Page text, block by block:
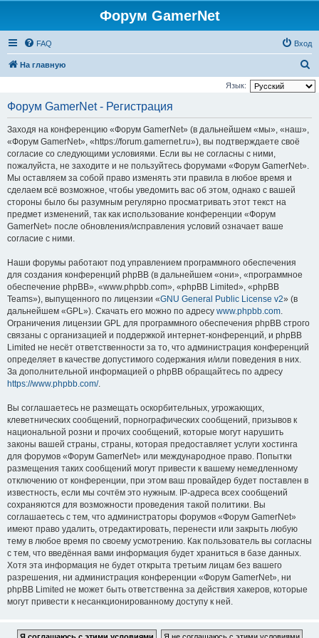
Форум GamerNet
FAQ Вход
На главную
о
Язык:
Форум GamerNet - Регистрация
Заходя на конференцию «Форум GamerNet» (в дальнейшем «мы», «наш»,
«Форум GamerNet», «https://forum.gamernet.ru»), вы подтверждаете своё
согласие со следующими условиями. Если вы не согласны с ними,
пожалуйста, не заходите и не пользуйтесь форумами «Форум GamerNet».
Мы оставляем за собой право изменять эти правила в любое время и
сделаем всё возможное, чтобы уведомить вас об этом, однако с вашей
стороны было бы разумным регулярно просматривать этот текст на
предмет изменений, так как использование конференции «Форум
GamerNet» после обновления/исправления условий означает ваше
согласие с ними.
Наши форумы работают под управлением программного обеспечения
для создания конференций phpBB (в дальнейшем «они», «программное
обеспечение phpBB», «www.phpbb.com», «phpBB Limited», «phpBB
Teams»), выпущенного по лицензии «GNU General Public License v2» (в
дальнейшем «GPL»). Скачать его можно по адресу www.phpbb.com.
Ограничения лицензии GPL для программного обеспечения phpBB строго
связаны с организацией и поддержкой интернет-конференций, и phpBB
Limited не несёт ответственности за то, что администрация конференций
определяет в качестве допустимого содержания и/или поведения в них.
За дополнительной информацией о phpBB обращайтесь по адресу
https://www.phpbb.com/.
Вы соглашаетесь не размещать оскорбительных, угрожающих,
клеветнических сообщений, порнографических сообщений, призывов к
национальной розни и прочих сообщений, которые могут нарушить
законы вашей страны, страны, которая предоставляет услуги хостинга
для форумов «Форум GamerNet» или международное право. Попытки
размещения таких сообщений могут привести к вашему немедленному
отключению от конференции, при этом ваш провайдер будет поставлен в
известность, если мы сочтём это нужным. IP-адреса всех сообщений
сохраняются для возможности проведения такой политики. Вы
соглашаетесь с тем, что администраторы форумов «Форум GamerNet»
имеют право удалить, отредактировать, перенести или закрыть любую
тему в любое время по своему усмотрению. Как пользователь вы согласны
с тем, что введённая вами информация будет храниться в базе данных.
Хотя эта информация не будет открыта третьим лицам без вашего
разрешения, ни администрация конференции «Форум GamerNet», ни
phpBB Limited не может быть ответственна за действия хакеров, которые
могут привести к несанкционированному доступу к ней.